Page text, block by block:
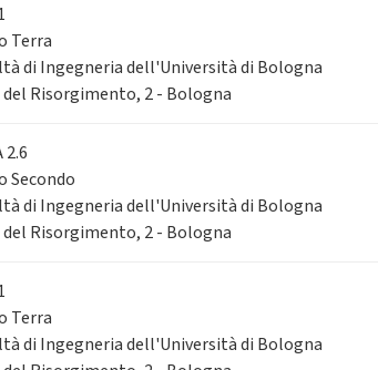
Terra
di Ingegneria dell'Università di Bologna
del Risorgimento, 2 - Bologna
2.6
Secondo
di Ingegneria dell'Università di Bologna
del Risorgimento, 2 - Bologna
Terra
di Ingegneria dell'Università di Bologna